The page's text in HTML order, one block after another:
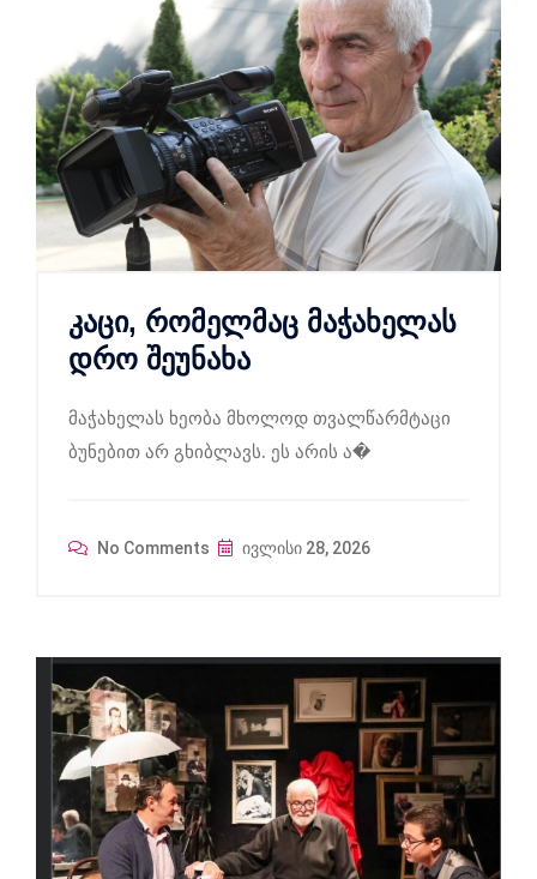
კაცი, რომელმაც მაჭახელას
დრო შეუნახა
მაჭახელას ხეობა მხოლოდ თვალწარმტაცი
ბუნებით არ გხიბლავს. ეს არის ა�
No Comments ივლისი 28, 2026